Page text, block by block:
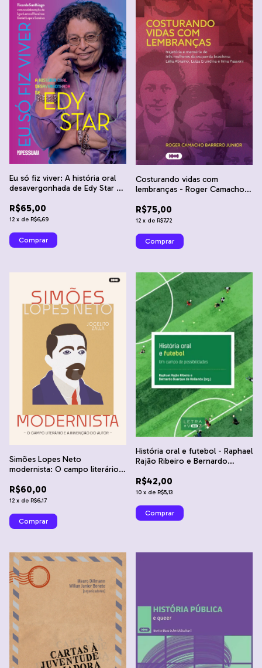
Eu só fiz viver: A história oral
desavergonhada de Edy Star -
Moreira e Daniel Lopes Saraiva
R$65,00
12 x de R$6,69
Costurando vidas com
lembranças - Roger Camacho
R$75,00
12 x de R$7,72
Simões Lopes Neto
modernista: O campo literário e
Zalla
R$60,00
12 x de R$6,17
História oral e futebol - Raphael
Rajão Ribeiro e Bernardo
R$42,00
10 x de R$5,13